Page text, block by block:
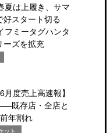
夏は上履き、サマ
好スタート切る
ミータグハンタ
ーズを拡充
月度売上高速報】
既存店・全店と
年割れ
ット